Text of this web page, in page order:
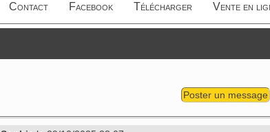
Contact Facebook Télécharger Vente en
Poster un message